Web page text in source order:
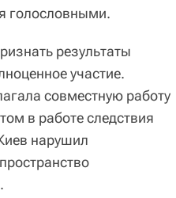
голословными.
результаты
участие.
совместную работу
в работе следствия
нарушил